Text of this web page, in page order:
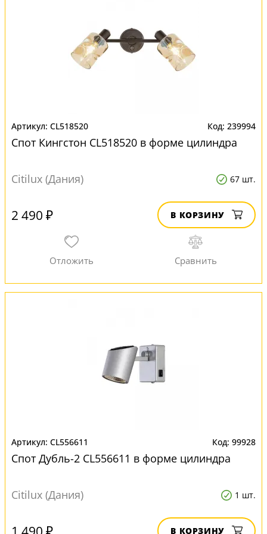
CL518520 239994
Спот Кингстон CL518520 в форме цилиндра
Citilux (Дания) 67 шт.
2 490 ₽ В КОРЗИНУ
CL556611 99928
Спот Дубль-2 CL556611 в форме цилиндра
Citilux (Дания) 1 шт.
В КОРЗИНУ